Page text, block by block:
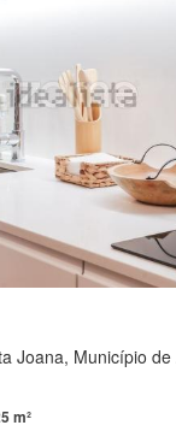
Joana, Município
m²